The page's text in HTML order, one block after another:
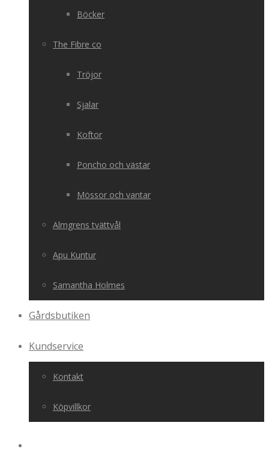
Böcker
The Fibre co
Tröjor
Sjalar
Koftor
Poncho och västar
Mössor och vantar
Almgrens tvättvål
Apu Kuntur
Samantha Holmes
Gårdsbutiken
Kundservice
Kontakt
Köpvillkor